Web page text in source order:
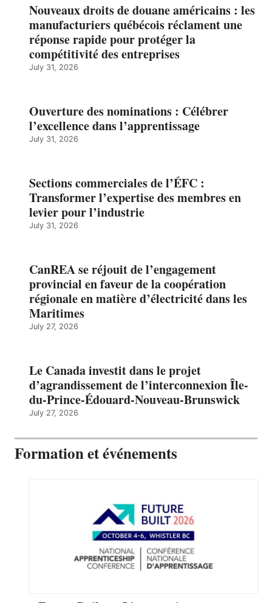
Nouveaux droits de douane américains : les
manufacturiers québécois réclament une
réponse rapide pour protéger la
compétitivité des entreprises
July 31, 2026
Ouverture des nominations : Célébrer
l’excellence dans l’apprentissage
July 31, 2026
Sections commerciales de l’ÉFC :
Transformer l’expertise des membres en
levier pour l’industrie
July 31, 2026
CanREA se réjouit de l’engagement
provincial en faveur de la coopération
régionale en matière d’électricité dans les
Maritimes
July 27, 2026
Le Canada investit dans le projet
d’agrandissement de l’interconnexion Île-
du-Prince-Édouard-Nouveau-Brunswick
July 27, 2026
Formation et événements